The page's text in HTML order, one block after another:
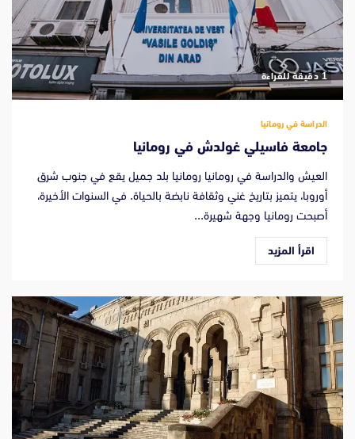
‫1 دقيقة للقراءة
الدراسة في رومانيا
جامعة فاسيلي غولدش في رومانيا
العيش والدراسة في رومانيا رومانيا بلد جميل يقع في جنوب شرق
أوروبا، يتميز بتاريخ غني وثقافة نابضة بالحياة. في السنوات الأخيرة،
أصبحت رومانيا وجهة شهيرة...
اقرأ المزيد